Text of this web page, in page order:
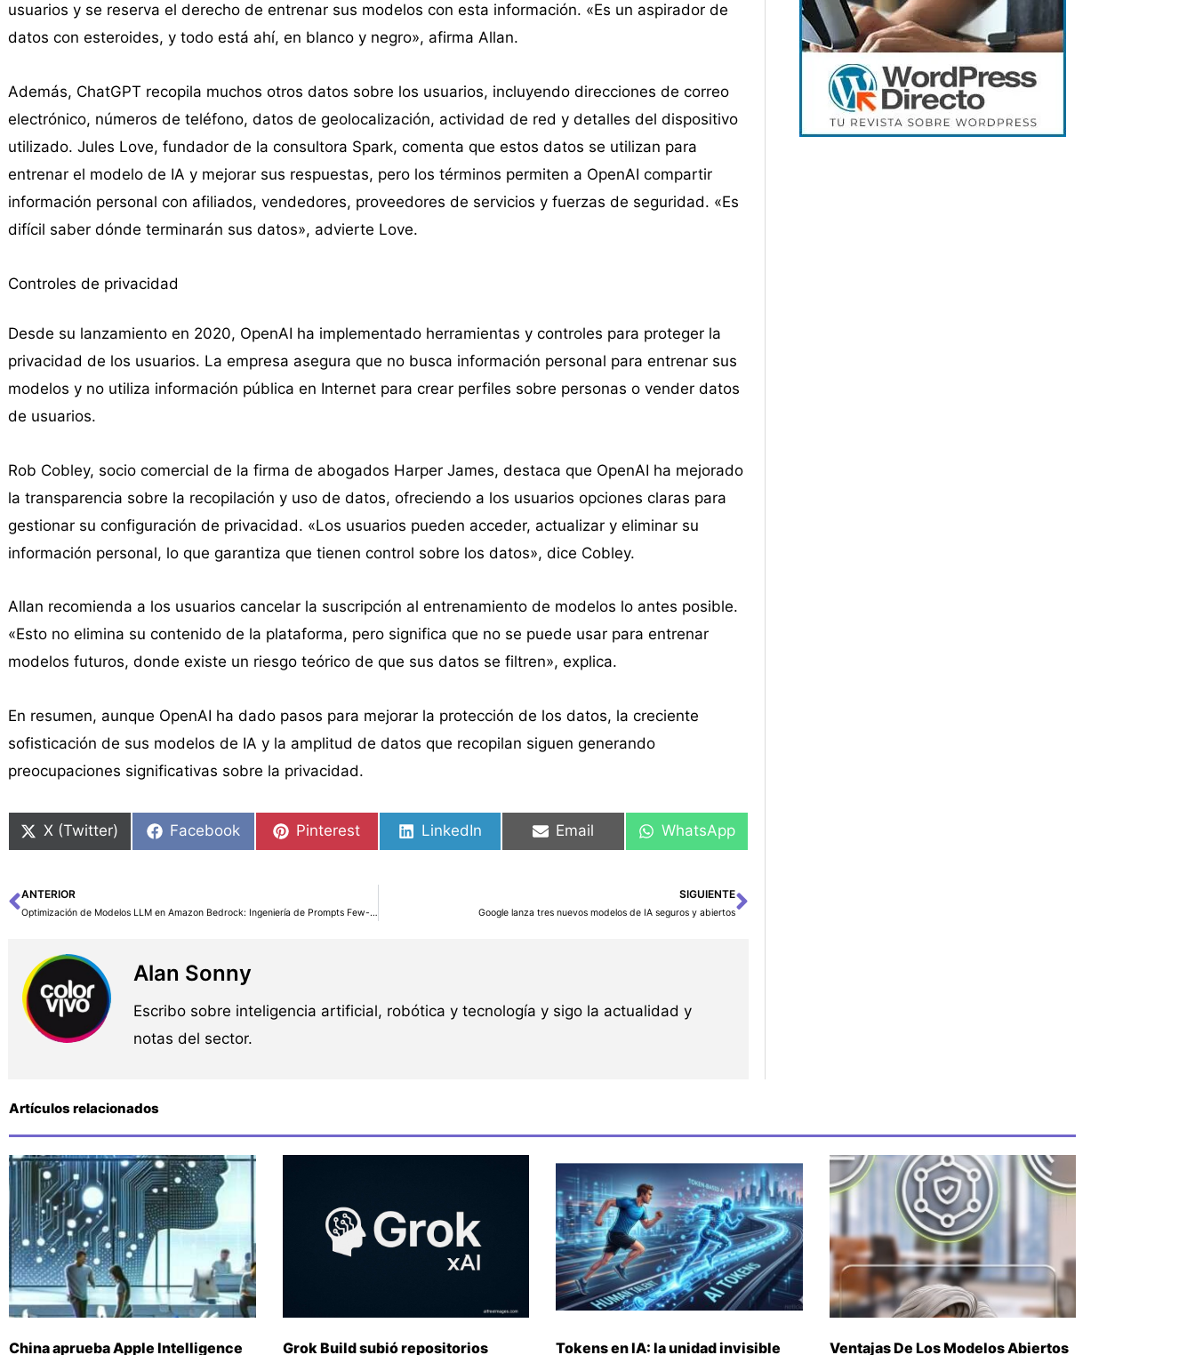
usuarios y se reserva el derecho de entrenar sus modelos con esta información. «Es un aspirador de
datos con esteroides, y todo está ahí, en blanco y negro», afirma Allan.
Además, ChatGPT recopila muchos otros datos sobre los usuarios, incluyendo direcciones de correo
electrónico, números de teléfono, datos de geolocalización, actividad de red y detalles del dispositivo
utilizado. Jules Love, fundador de la consultora Spark, comenta que estos datos se utilizan para
entrenar el modelo de IA y mejorar sus respuestas, pero los términos permiten a OpenAI compartir
información personal con afiliados, vendedores, proveedores de servicios y fuerzas de seguridad. «Es
difícil saber dónde terminarán sus datos», advierte Love.
Controles de privacidad
Desde su lanzamiento en 2020, OpenAI ha implementado herramientas y controles para proteger la
privacidad de los usuarios. La empresa asegura que no busca información personal para entrenar sus
modelos y no utiliza información pública en Internet para crear perfiles sobre personas o vender datos
de usuarios.
Rob Cobley, socio comercial de la firma de abogados Harper James, destaca que OpenAI ha mejorado
la transparencia sobre la recopilación y uso de datos, ofreciendo a los usuarios opciones claras para
gestionar su configuración de privacidad. «Los usuarios pueden acceder, actualizar y eliminar su
información personal, lo que garantiza que tienen control sobre los datos», dice Cobley.
Allan recomienda a los usuarios cancelar la suscripción al entrenamiento de modelos lo antes posible.
«Esto no elimina su contenido de la plataforma, pero significa que no se puede usar para entrenar
modelos futuros, donde existe un riesgo teórico de que sus datos se filtren», explica.
En resumen, aunque OpenAI ha dado pasos para mejorar la protección de los datos, la creciente
sofisticación de sus modelos de IA y la amplitud de datos que recopilan siguen generando
preocupaciones significativas sobre la privacidad.
X (Twitter) Facebook Pinterest LinkedIn Email WhatsApp
Ant
ANTERIOR
Optimización de Modelos LLM en Amazon Bedrock: Ingeniería de Prompts Few-shot y Ajuste Fino
SIGUIENTE
Google lanza tres nuevos modelos de IA seguros y abiertosSiguiente
Alan Sonny
Escribo sobre inteligencia artificial, robótica y tecnología y sigo la actualidad y
notas del sector.
Artículos relacionados
China aprueba Apple Intelligence Grok Build subió repositorios Tokens en IA: la unidad invisible Ventajas De Los Modelos Abiertos